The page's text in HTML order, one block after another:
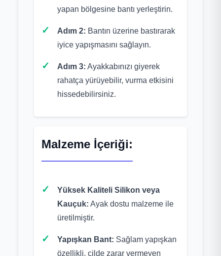
yapan bölgesine bantı yerleştirin.
Adım 2: Bantın üzerine bastırarak
iyice yapışmasını sağlayın.
Adım 3: Ayakkabınızı giyerek
rahatça yürüyebilir, vurma etkisini
hissedebilirsiniz.
Malzeme İçeriği:
Yüksek Kaliteli Silikon veya
Kauçuk: Ayak dostu malzeme ile
üretilmiştir.
Yapışkan Bant: Sağlam yapışkan
özellikli, cilde zarar vermeyen